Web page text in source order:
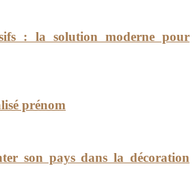
: la solution moderne pour
prénom
son pays dans la décoration